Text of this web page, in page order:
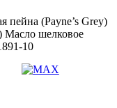
пейна (Payne’s Grey)
Масло шелковое
10